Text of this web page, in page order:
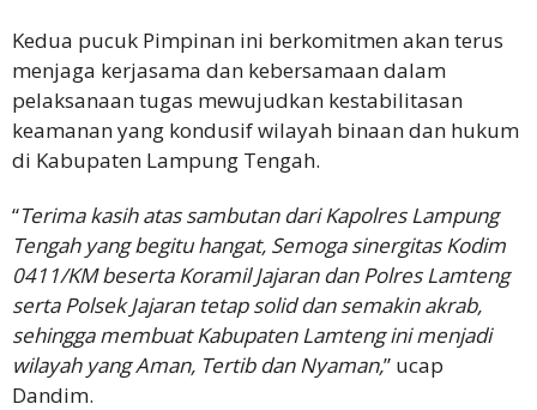
Kedua pucuk Pimpinan ini berkomitmen akan terus
menjaga kerjasama dan kebersamaan dalam
pelaksanaan tugas mewujudkan kestabilitasan
keamanan yang kondusif wilayah binaan dan hukum
di Kabupaten Lampung Tengah.
“Terima kasih atas sambutan dari Kapolres Lampung
Tengah yang begitu hangat, Semoga sinergitas Kodim
0411/KM beserta Koramil Jajaran dan Polres Lamteng
serta Polsek Jajaran tetap solid dan semakin akrab,
sehingga membuat Kabupaten Lamteng ini menjadi
wilayah yang Aman, Tertib dan Nyaman,” ucap
Dandim.